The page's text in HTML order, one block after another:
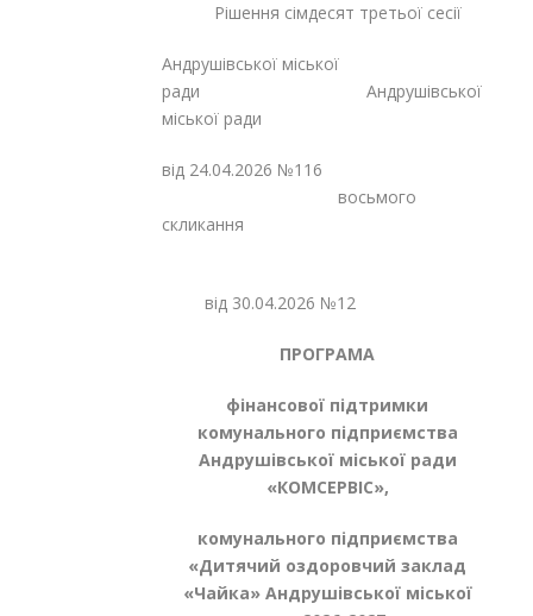
Рішення сімдесят третьої сесії
Андрушівської міської
ради Андрушівської
міської ради
від 24.04.2026 №116
восьмого
скликання
від 30.04.2026 №12
ПРОГРАМА
фінансової підтримки
комунального підприємства
Андрушівської міської ради
«КОМСЕРВІС»,
комунального підприємства
«Дитячий оздоровчий заклад
«Чайка» Андрушівської міської